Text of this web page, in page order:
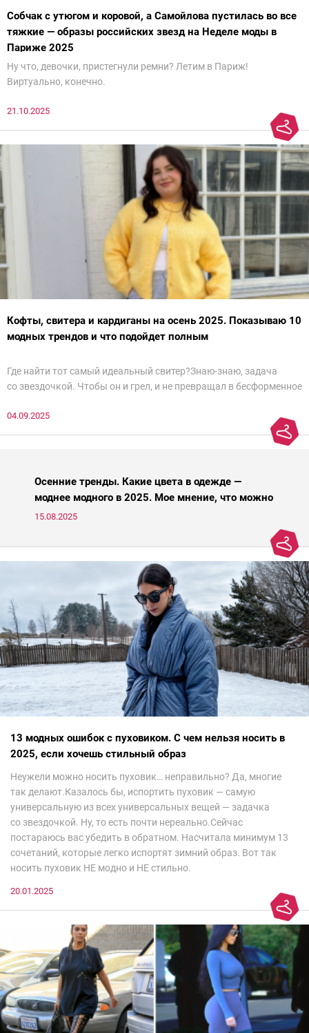
Собчак с утюгом и коровой, а Самойлова пустилась во все
тяжкие — образы российских звезд на Неделе моды в
Париже 2025
Ну что, девочки, пристегнули ремни? Летим в Париж!
Виртуально, конечно.
21.10.2025
Кофты, свитера и кардиганы на осень 2025. Показываю 10
модных трендов и что подойдет полным
Где найти тот самый идеальный свитер?Знаю-знаю, задача
со звездочкой. Чтобы он и грел, и не превращал в бесформенное
паники.
04.09.2025
Осенние тренды. Какие цвета в одежде —
моднее модного в 2025. Мое мнение, что можно
носить, а что нет
15.08.2025
13 модных ошибок с пуховиком. С чем нельзя носить в
2025, если хочешь стильный образ
Неужели можно носить пуховик… неправильно? Да, многие
так делают.Казалось бы, испортить пуховик — самую
универсальную из всех универсальных вещей — задачка
со звездочкой. Ну, то есть почти нереально.Сейчас
постараюсь вас убедить в обратном. Насчитала минимум 13
сочетаний, которые легко испортят зимний образ. Вот так
носить пуховик НЕ модно и НЕ стильно.
20.01.2025